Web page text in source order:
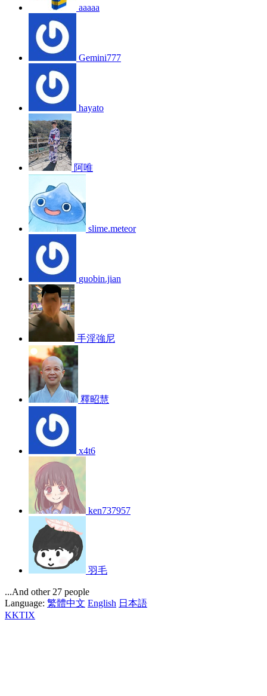
aaaaa
Gemini777
hayato
阿唯
slime.meteor
guobin.jian
手淫強尼
釋昭慧
x4t6
ken737957
羽毛
...And other 27 people
Language: 繁體中文 English 日本語
KKTIX